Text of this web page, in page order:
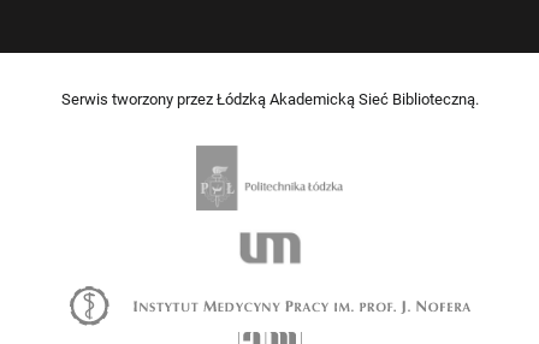
Serwis tworzony przez Łódzką Akademicką Sieć Biblioteczną.